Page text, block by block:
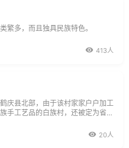
繁多，而且独具民族特色。
413人
庆县北部，由于该村家家户户加工
手工艺品的白族村，还被定为省级
20人